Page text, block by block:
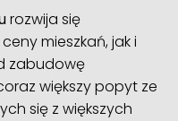
rozwija się
mieszkań, jak i
zabudowę
większy popyt ze
się z większych